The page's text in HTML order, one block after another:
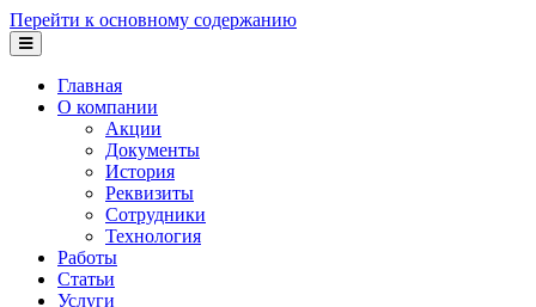
Перейти к основному содержанию
Главная
О компании
Акции
Документы
История
Реквизиты
Сотрудники
Технология
Работы
Статьи
Услуги